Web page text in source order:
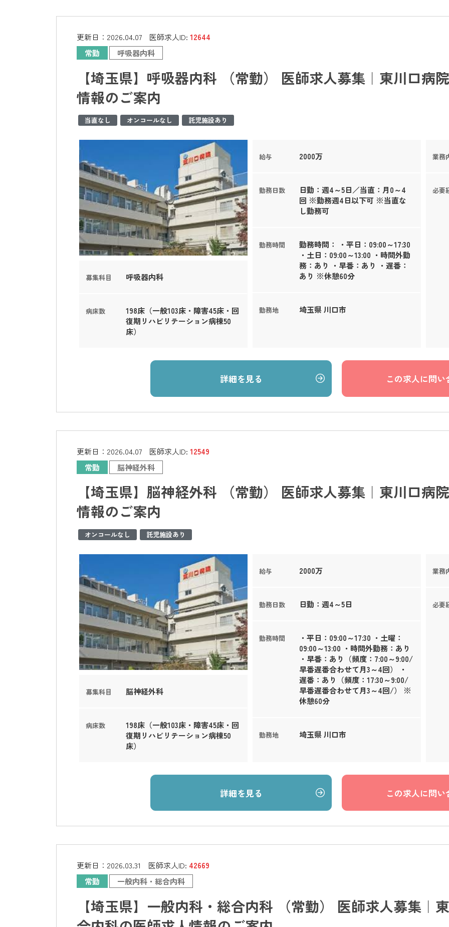
更新日： 2026.04.07 医師求人ID: 12644
常勤
呼吸器内科
【埼玉県】呼吸器内科 （常勤） 医師求人募集｜東川口病
情報のご案内
当直なし オンコールなし 託児施設あり
募集科目 呼吸器内科
病床数
198床（一般103床・障害45床・回
復期リハビリテーション病棟50
床）
給与 2000万
勤務日数
日勤：週4～5日／当直：月0～4
回 ※勤務週4日以下可 ※当直な
し勤務可
勤務時間
勤務時間： ・平日：09:00～17:30
・土日：09:00～13:00 ・時間外勤
務：あり ・早番：あり ・遅番：
あり ※休憩60分
勤務地 埼玉県 川口市
業務
必要
詳細を見る この求人に問い
更新日： 2026.04.07 医師求人ID: 12549
常勤
脳神経外科
【埼玉県】脳神経外科 （常勤） 医師求人募集｜東川口病
情報のご案内
オンコールなし 託児施設あり
募集科目 脳神経外科
病床数
198床（一般103床・障害45床・回
復期リハビリテーション病棟50
床）
給与 2000万
勤務日数 日勤：週4～5日
勤務時間
・平日：09:00～17:30 ・土曜：
09:00～13:00 ・時間外勤務：あり
・早番：あり（頻度：7:00～9:00/
早番遅番合わせて月3～4回） ・
遅番：あり（頻度：17:30～9:00/
早番遅番合わせて月3～4回/） ※
休憩60分
勤務地 埼玉県 川口市
業務
必要
詳細を見る この求人に問い
更新日： 2026.03.31 医師求人ID: 42669
常勤
一般内科・総合内科
【埼玉県】一般内科・総合内科 （常勤） 医師求人募集｜